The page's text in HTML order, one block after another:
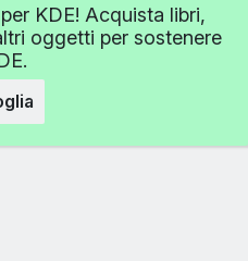
KDE! Acquista libri,
oggetti per sostenere